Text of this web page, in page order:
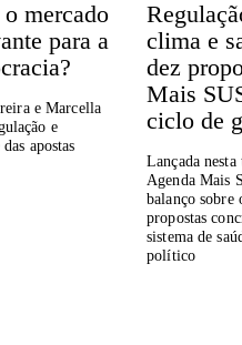
mercado
para a
e Marcella
e
apostas
clima e
dez
Mais
ciclo de
Lançada
Agenda Mais
balanço sobre
propostas
sistema de
político